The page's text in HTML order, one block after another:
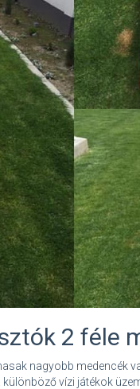
2 féle
nagyobb medencék
vízi játékok